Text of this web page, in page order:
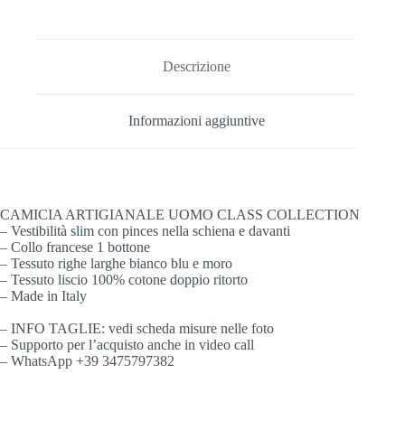
Descrizione
Informazioni aggiuntive
CAMICIA ARTIGIANALE UOMO CLASS COLLECTION
– Vestibilità slim con pinces nella schiena e davanti
– Collo francese 1 bottone
– Tessuto righe larghe bianco blu e moro
– Tessuto liscio 100% cotone doppio ritorto
– Made in Italy
– INFO TAGLIE: vedi scheda misure nelle foto
– Supporto per l’acquisto anche in video call
– WhatsApp +39 3475797382